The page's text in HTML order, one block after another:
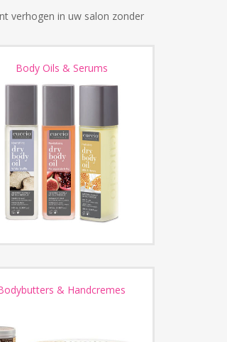
verhogen in uw salon zonder
Body Oils & Serums
& Handcremes